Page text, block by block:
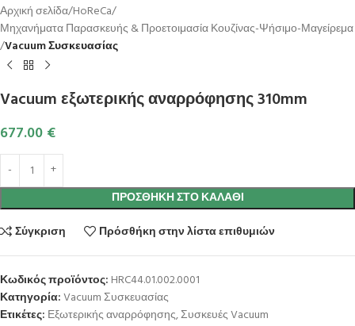
Αρχική σελίδα HoReCa
Μηχανήματα Παρασκευής & Προετοιμασία Κουζίνας-Ψήσιμο-Μαγείρεμα
Vacuum Συσκευασίας
Vacuum εξωτερικής αναρρόφησης 310mm
677.00 €
ΠΡΟΣΘΉΚΗ ΣΤΟ ΚΑΛΆΘΙ
Σύγκριση
Πρόσθήκη στην λίστα επιθυμιών
Κωδικός προϊόντος: HRC44.01.002.0001
Κατηγορία:Vacuum Συσκευασίας
Ετικέτες: Εξωτερικής αναρρόφησης,Συσκευές Vacuum